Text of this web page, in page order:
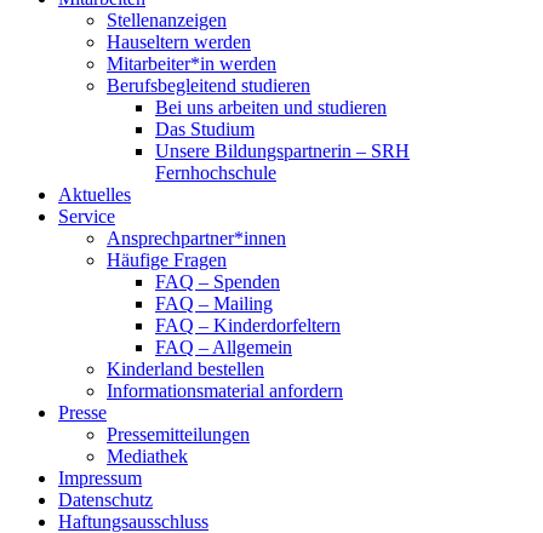
Stellenanzeigen
Hauseltern werden
Mitarbeiter*in werden
Berufsbegleitend studieren
Bei uns arbeiten und studieren
Das Studium
Unsere Bildungspartnerin – SRH
Fernhochschule
Aktuelles
Service
Ansprechpartner*innen
Häufige Fragen
FAQ – Spenden
FAQ – Mailing
FAQ – Kinderdorfeltern
FAQ – Allgemein
Kinderland bestellen
Informationsmaterial anfordern
Presse
Pressemitteilungen
Mediathek
Impressum
Datenschutz
Haftungsausschluss